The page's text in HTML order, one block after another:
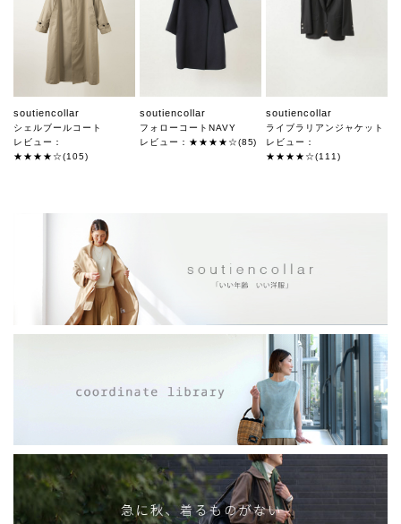
soutiencollar
シェルブールコート
レビュー：
★★★★☆(105)
soutiencollar
フォローコートNAVY
レビュー：★★★★☆(85)
soutiencollar
ライブラリアンジャケット
レビュー：
★★★★☆(111)